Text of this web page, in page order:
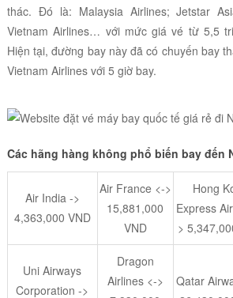
thác. Đó là: Malaysia Airlines; Jetstar
Vietnam Airlines… với mức giá vé từ 5,5
Hiện tại, đường bay này đã có chuyến bay
Vietnam Airlines với 5 giờ bay.
Các hãng hàng không phổ biến bay đến
Air India ->
4,363,000 VND
Air France <->
15,881,000
VND
Hong
Express
>
Uni Airways
Corporation ->
Dragon
Airlines <->
Qatar